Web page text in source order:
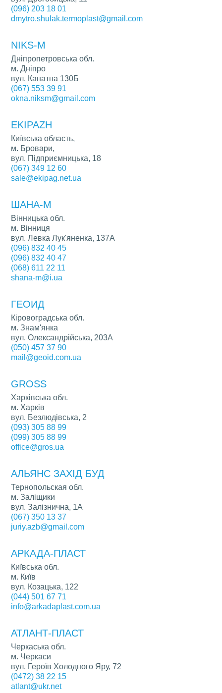
(096) 203 18 01
dmytro.shulak.termoplast@gmail.com
NIKS-M
Дніпропетровська обл.
м. Дніпро
вул. Канатна 130Б
(067) 553 39 91
okna.niksm@gmail.com
EKIPAZH
Київська область,
м. Бровари,
вул. Підприємницька, 18
(067) 349 12 60
sale@ekipag.net.ua
ШАНА-М
Вінницька обл.
м. Вінниця
вул. Левка Лук'яненка, 137А
(096) 832 40 45
(096) 832 40 47
(068) 611 22 11
shana-m@i.ua
ГЕОИД
Кіровоградська обл.
м. Знам'янка
вул. Олександрійська, 203А
(050) 457 37 90
mail@geoid.com.ua
GROSS
Харківська обл.
м. Харків
вул. Безлюдівська, 2
(093) 305 88 99
(099) 305 88 99
office@gros.ua
АЛЬЯНС ЗАХІД БУД
Тернопольская обл.
м. Заліщики
вул. Залізнична, 1А
(067) 350 13 37
juriy.azb@gmail.com
АРКАДА-ПЛАСТ
Київська обл.
м. Київ
вул. Козацька, 122
(044) 501 67 71
info@arkadaplast.com.ua
АТЛАНТ-ПЛАСТ
Черкаська обл.
м. Черкаси
вул. Героїв Холодного Яру, 72
(0472) 38 22 15
atlant@ukr.net